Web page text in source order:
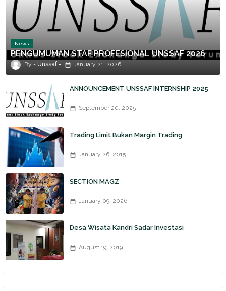
News
PENGUMUMAN STAF PROFESIONAL UNSSAF 2026
Unssaf January 21, 2026
ANNOUNCEMENT UNSSAF INTERNSHIP 2025
September 20, 2025
Trading Limit Bukan Margin Trading
January 26, 2015
SECTION MAGZ
January 09, 2026
Desa Wisata Kandri Sadar Investasi
August 19, 2019